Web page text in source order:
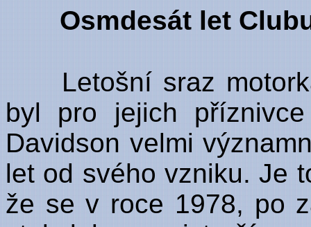
Osmdesát let
Letošní sraz
byl pro jejich
Davidson velmi
let od svého vzniku. Je
že se v roce 1978, po